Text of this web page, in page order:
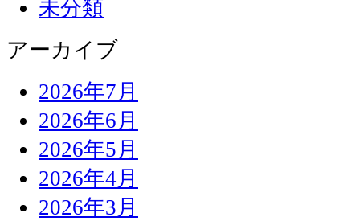
未分類
アーカイブ
2026年7月
2026年6月
2026年5月
2026年4月
2026年3月